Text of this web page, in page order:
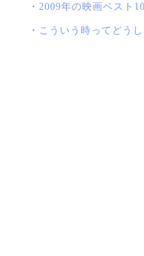
・ 2009年の映画ベスト
・ こういう時ってどう